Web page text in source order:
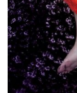
RECENZJE
DO CZYTANIA
NA EKRANIE
KONTAKT